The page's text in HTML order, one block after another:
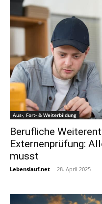
Aus-, Fort- & Weiterbildung
Berufliche
Externenprüfung:
musst
Lebenslauf.net - 28. April 2025